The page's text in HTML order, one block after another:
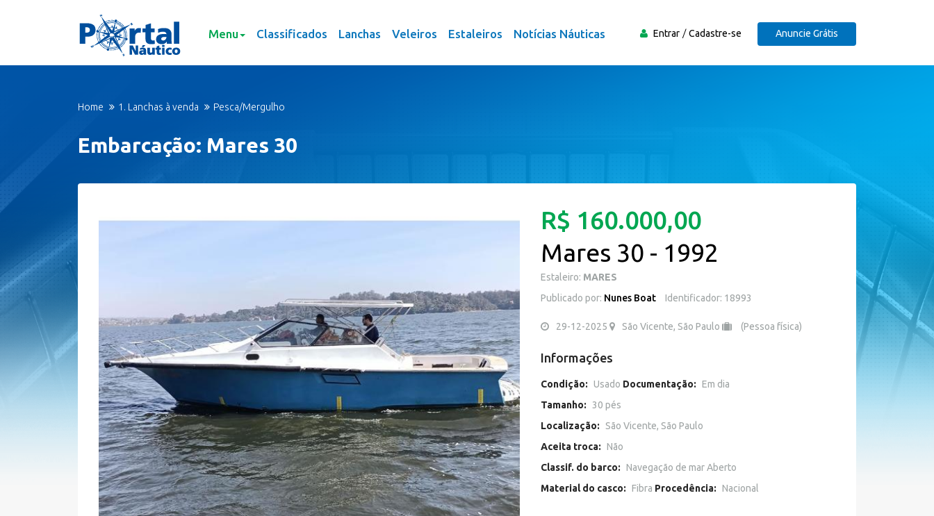
Menu Classificados Lanchas Veleiros Estaleiros Notícias Náuticas Entrar Cadastre-se Anuncie Grátis
Home 1. Lanchas à venda Pesca/Mergulho
Embarcação: Mares 30
R$ 160.000,00
Mares 30 - 1992
Estaleiro: MARES
Publicado por: Nunes Boat Identificador: 18993
29-12-2025 São Vicente, São Paulo (Pessoa física)
Informações
Condição: Usado Documentação: Em dia
Tamanho:
30 pés
Localização:
São Vicente, São Paulo
Aceita troca: Não
Classif. do barco: Navegação de mar Aberto
Material do casco: Fibra Procedência: Nacional